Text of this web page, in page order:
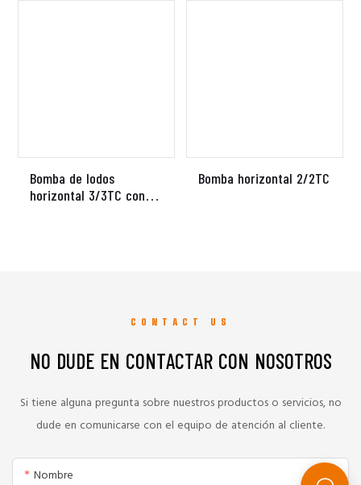
Bomba de lodos
horizontal 3/3TC con
Bomba horizontal 2/2TC
CONTACT US
NO DUDE EN CONTACTAR CON NOSOTROS
Si tiene alguna pregunta sobre nuestros productos o servicios, no
dude en comunicarse con el equipo de atención al cliente.
Nombre